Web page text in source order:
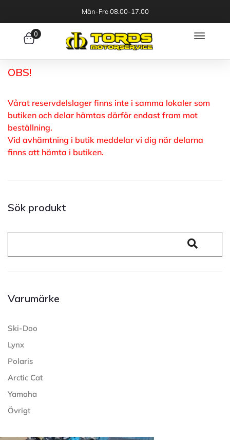
Mån-Fre 08.00-17.00
0
OBS!
Vårat reservdelslager finns inte i samma lokaler som
butiken och delar hämtas därför endast fram mot
beställning.
Vid avhämtning i butik meddelar vi dig när delarna
finns att hämta i butiken.
Sök produkt
Varumärke
Ski-Doo
Lynx
Polaris
Arctic Cat
Yamaha
Övrigt